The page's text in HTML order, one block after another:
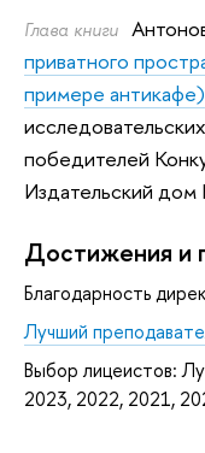
Глава книги
приватного
примере антикафе)
победителей
Издательский
Достижения и
Благодарность
Лучший
Выбор лицеистов:
2023, 2022, 2021,